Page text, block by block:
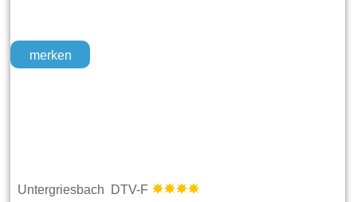
merken
Untergriesbach DTV-F